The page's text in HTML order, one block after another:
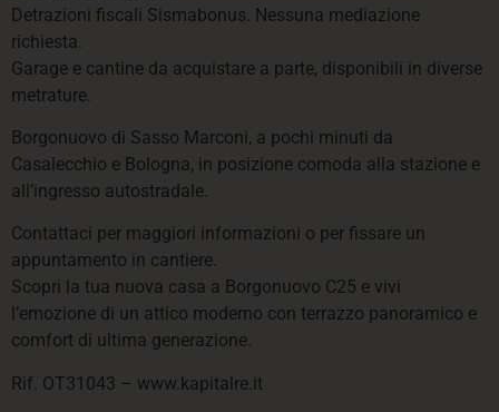
Detrazioni fiscali Sismabonus. Nessuna mediazione
richiesta.
Garage e cantine da acquistare a parte, disponibili in diverse
metrature.
Borgonuovo di Sasso Marconi, a pochi minuti da
Casalecchio e Bologna, in posizione comoda alla stazione e
all’ingresso autostradale.
Contattaci per maggiori informazioni o per fissare un
appuntamento in cantiere.
Scopri la tua nuova casa a Borgonuovo C25 e vivi
l’emozione di un attico moderno con terrazzo panoramico e
comfort di ultima generazione.
Rif. OT31043 – www.kapitalre.it